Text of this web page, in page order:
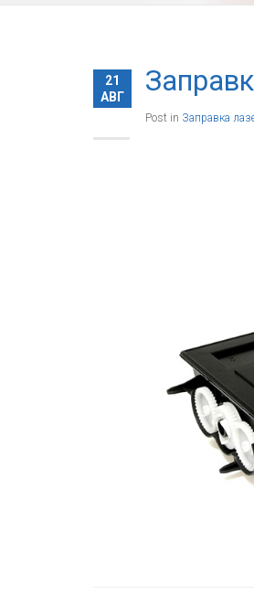
21
АВГ
Post in Заправка